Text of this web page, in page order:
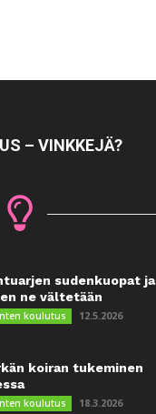
– VINKKEJÄ?
sudenkuopat ja
ne vältetään
koulutus 12.5.2026
koiran tukeminen
koulutus 18.3.2026